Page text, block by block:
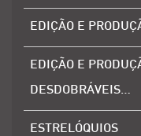
EDIÇÃO E
EDIÇÃO E
DESDOBRÁVEIS…
ESTRELÓQUIOS